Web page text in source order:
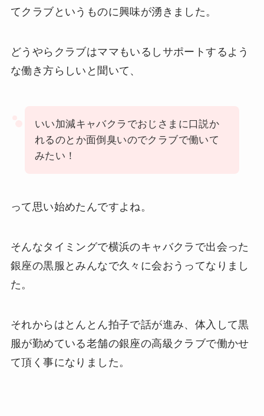
てクラブというものに興味が湧きました。
どうやらクラブはママもいるしサポートするよう
な働き方らしいと聞いて、
いい加減キャバクラでおじさまに口説か
れるのとか面倒臭いのでクラブで働いて
みたい！
って思い始めたんですよね。
そんなタイミングで横浜のキャバクラで出会った
銀座の黒服とみんなで久々に会おうってなりまし
た。
それからはとんとん拍子で話が進み、体入して黒
服が勤めている老舗の銀座の高級クラブで働かせ
て頂く事になりました。